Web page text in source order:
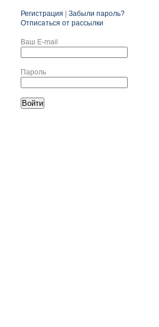
Регистрация
Забыли пароль?
Отписаться от рассылки
Ваш E-mail
Пароль